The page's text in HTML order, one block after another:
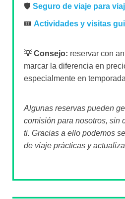
🛡️ Seguro de viaje para
🎟️ Actividades y visitas
💡 Consejo: reservar con
marcar la diferencia en
especialmente en
Algunas reservas pueden
comisión para nosotros, sin
ti. Gracias a ello podemos
de viaje prácticas y